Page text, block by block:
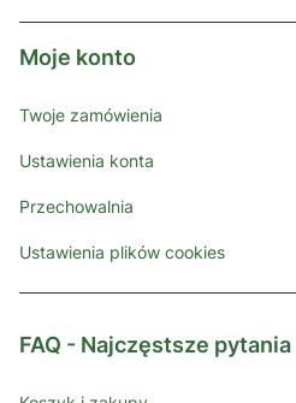
Moje konto
Twoje zamówienia
Ustawienia konta
Przechowalnia
Ustawienia plików cookies
FAQ - Najczęstsze pytania